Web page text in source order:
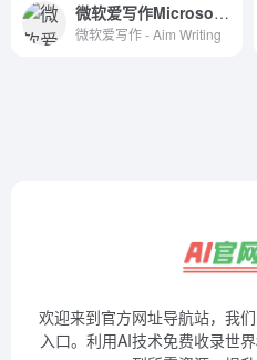
微软爱写作Microsoft Aim Writing
微软爱写作 - Aim Writing
欢迎来到官方网址导航站，我
入口。利用AI技术免费收录世